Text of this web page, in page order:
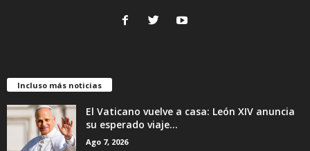
Incluso más noticias
El Vaticano vuelve a casa: León XIV anuncia
su esperado viaje...
Ago 7, 2026